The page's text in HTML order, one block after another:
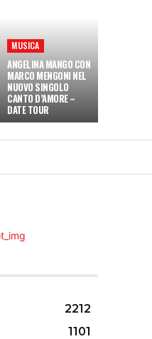
MUSICA
ANGELINA MANGO CON
MARCO MENGONI NEL
NUOVO SINGOLO
CANTO D’AMORE –
DATE TOUR
2212
1101